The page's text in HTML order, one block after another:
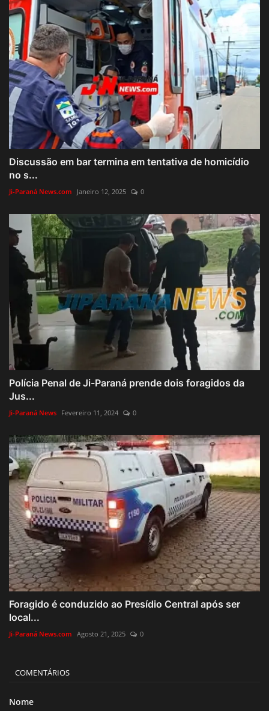
Discussão em bar termina em tentativa de homicídio
no s...
Ji-Paraná News.com Janeiro 12, 2025 0
Polícia Penal de Ji-Paraná prende dois foragidos da
Jus...
Ji-Paraná News Fevereiro 11, 2024 0
Foragido é conduzido ao Presídio Central após ser
local...
Ji-Paraná News.com Agosto 21, 2025 0
COMENTÁRIOS
Nome